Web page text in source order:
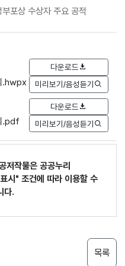
상 수상자 주요 공적
.hwpx
다운로드
미리보기/음성듣기
.pdf
다운로드
미리보기/음성듣기
저작물은 공공누리
시" 조건에 따라 이용할 수
다.
목록